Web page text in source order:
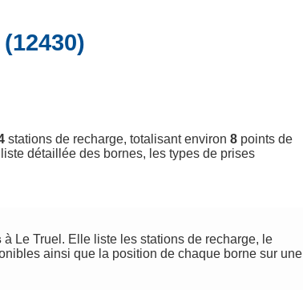
stations de recharge, totalisant environ 8 points de
détaillée des bornes, les types de prises
à Le Truel. Elle liste les stations de recharge, le
ainsi que la position de chaque borne sur une